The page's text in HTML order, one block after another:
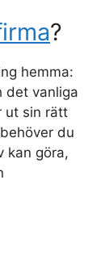
?
hemma:
det vanliga
ut sin rätt
du
kan göra,